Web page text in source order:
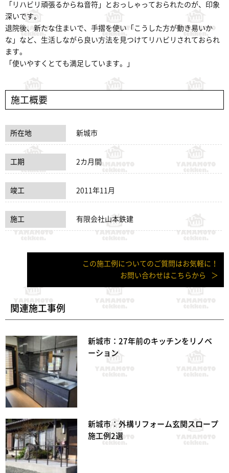
「リハビリ頑張るからね音符」とおっしゃっておられたのが、印象
深いです。
退院後、新たな住まいで、手摺を使い「こうした方が動き易いか
な」など、生活しながら良い方法を見つけてリハビリされておられ
ます。
「使いやすくとても満足しています。」
施工概要
所在地 新城市
工期 2カ月間
竣工 2011年11月
施工 有限会社山本鉄建
この施工例についてのご質問はお気軽に！
お問い合わせはこちらから
関連施工事例
新城市：27年前のキッチンをリノベ
ーション
新城市：外構リフォーム玄関スロープ
施工例2選